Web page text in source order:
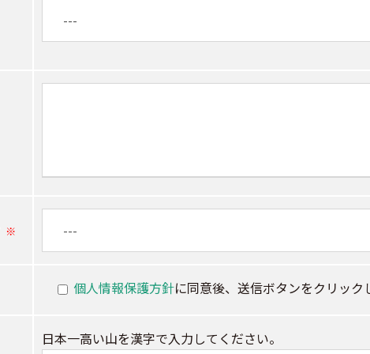
※
個人情報保護方針に同意後、送信ボタンをクリック
日本一高い山を漢字で入力してください。